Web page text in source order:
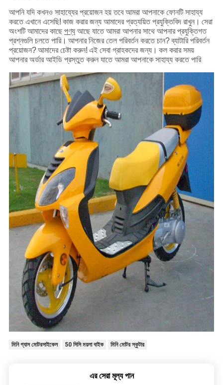
আপনি যদি কখনও সাহায্যের প্রয়োজন হয় তবে আমরা আপনাকে ফোনটি সাহায্য
করতে এখানে এসেছি! কাজ করার জন্য আমাদের প্রত্যয়িত প্রযুক্তিবিদ রাখুন। সেরা
অংশটি আমাদের কাছে পণ্যআছে যাতে আমরা আপনার সাথে আপনার প্রযুক্তিগত
প্রশ্নগুলি চলতে পারি। আপনার নিজের তেল পরিবর্তন করতে চান?ব্যাটারি পরিবর্তন
প্রয়োজন?আমাদের চেষ্টা করুন! এই সেবা গ্রাহকদের জন্য। কল করার সময়
আপনার অর্ডার আইডি প্রস্তুত করুন যাতে আমরা আপনাকে সাহায্য করতে পারি
মিনি গ্যাস মোটরসাইকেল 50 সিসি ময়লা বাইক মিনি মোটর স্কুটার
এর সেরা মূল্য পান